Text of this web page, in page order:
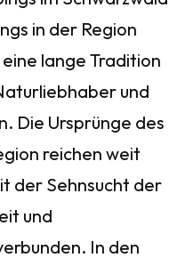
in der Region
lange Tradition
und
Die Ursprünge des
reichen weit
der Sehnsucht der
und
In den